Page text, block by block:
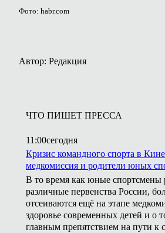
Фото: habr.com
Автор: Редакция
ЧТО ПИШЕТ ПРЕССА
11:00сегодня
Кризис командного спорта в
медкомиссия и родители юных
В то время как юные спортсмены
различные первенства России,
отсеиваются ещё на этапе
здоровье современных детей и о
главным препятствием на пути к